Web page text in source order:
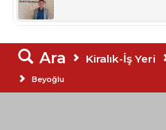
Ara Kiralık-İş Yeri
Beyoğlu